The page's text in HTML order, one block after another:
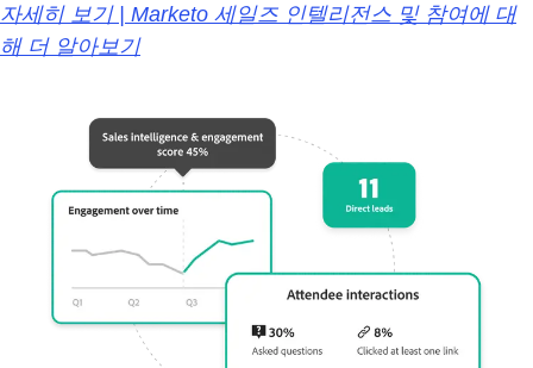
자세히 보기 | Marketo 세일즈 인텔리전스 및 참여에 대
해 더 알아보기